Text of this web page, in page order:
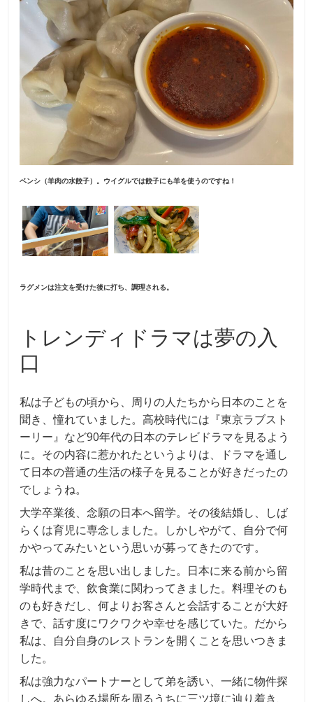
ベンシ（羊肉の水餃子）。ウイグルでは餃子にも羊を使うのですね！
ラグメンは注文を受けた後に打ち、調理される。
トレンディドラマは夢の入
口
私は子どもの頃から、周りの人たちから日本のことを
聞き、憧れていました。高校時代には『東京ラブスト
ーリー』など90年代の日本のテレビドラマを見るよう
に。その内容に惹かれたというよりは、ドラマを通し
て日本の普通の生活の様子を見ることが好きだったの
でしょうね。
大学卒業後、念願の日本へ留学。その後結婚し、しば
らくは育児に専念しました。しかしやがて、自分で何
かやってみたいという思いが募ってきたのです。
私は昔のことを思い出しました。日本に来る前から留
学時代まで、飲食業に関わってきました。料理そのも
のも好きだし、何よりお客さんと会話することが大好
きで、話す度にワクワクや幸せを感じていた。だから
私は、自分自身のレストランを開くことを思いつきま
した。
私は強力なパートナーとして弟を誘い、一緒に物件探
しへ。あらゆる場所を周るうちに三ツ境に辿り着き、